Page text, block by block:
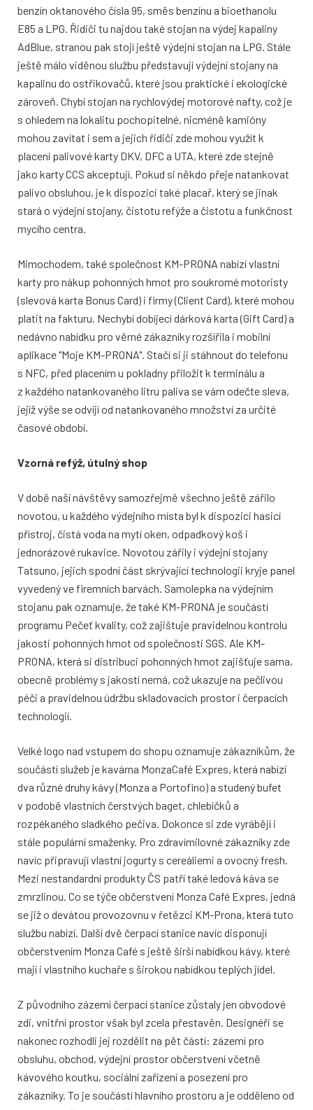
benzín oktanového čísla 95, směs benzínu a bioethanolu
E85 a LPG. Řidiči tu najdou také stojan na výdej kapaliny
AdBlue, stranou pak stojí ještě výdejní stojan na LPG. Stále
ještě málo viděnou službu představují výdejní stojany na
kapalinu do ostřikovačů, které jsou praktické i ekologické
zároveň. Chybí stojan na rychlovýdej motorové nafty, což je
s ohledem na lokalitu pochopitelné, nicméně kamióny
mohou zavítat i sem a jejich řidiči zde mohou využít k
placení palivové karty DKV, DFC a UTA, které zde stejně
jako karty CCS akceptují. Pokud si někdo přeje natankovat
palivo obsluhou, je k dispozici také placař, který se jinak
stará o výdejní stojany, čistotu refýže a čistotu a funkčnost
mycího centra.
Mimochodem, také společnost KM-PRONA nabízí vlastní
karty pro nákup pohonných hmot pro soukromé motoristy
(slevová karta Bonus Card) i firmy (Client Card), které mohou
platit na fakturu. Nechybí dobíjecí dárková karta (Gift Card) a
nedávno nabídku pro věrné zákazníky rozšířila i mobilní
aplikace "Moje KM-PRONA". Stačí si ji stáhnout do telefonu
s NFC, před placením u pokladny přiložit k terminálu a
z každého natankovaného litru paliva se vám odečte sleva,
jejíž výše se odvíjí od natankovaného množství za určité
časové období.
Vzorná refýž, útulný shop
V době naší návštěvy samozřejmě všechno ještě zářilo
novotou, u každého výdejního místa byl k dispozici hasicí
přístroj, čistá voda na mytí oken, odpadkový koš i
jednorázové rukavice. Novotou zářily i výdejní stojany
Tatsuno, jejich spodní část skrývající technologii kryje panel
vyvedený ve firemních barvách. Samolepka na výdejním
stojanu pak oznamuje, že také KM-PRONA je součástí
programu Pečeť kvality, což zajištuje pravidelnou kontrolu
jakosti pohonných hmot od společnosti SGS. Ale KM-
PRONA, která si distribuci pohonných hmot zajišťuje sama,
obecně problémy s jakostí nemá, což ukazuje na pečlivou
péči a pravidelnou údržbu skladovacích prostor i čerpacích
technologií.
Velké logo nad vstupem do shopu oznamuje zákazníkům, že
součástí služeb je kavárna MonzaCafé Expres, která nabízí
dva různé druhy kávy (Monza a Portofino) a studený bufet
v podobě vlastních čerstvých baget, chlebíčků a
rozpékaného sladkého pečiva. Dokonce si zde vyrábějí i
stále populární smaženky. Pro zdravímilovné zákazníky zde
navíc připravují vlastní jogurty s cereáliemi a ovocný fresh.
Mezi nestandardní produkty ČS patří také ledová káva se
zmrzlinou. Co se týče občerstvení Monza Café Expres, jedná
se již o devátou provozovnu v řetězci KM-Prona, která tuto
službu nabízí. Další dvě čerpací stanice navíc disponují
občerstvením Monza Café s ještě širší nabídkou kávy, které
mají i vlastního kuchaře s širokou nabídkou teplých jídel.
Z původního zázemí čerpací stanice zůstaly jen obvodové
zdi, vnitřní prostor však byl zcela přestavěn. Designéři se
nakonec rozhodli jej rozdělit na pět částí: zázemí pro
obsluhu, obchod, výdejní prostor občerstvení včetně
kávového koutku, sociální zařízení a posezení pro
zákazníky. To je součástí hlavního prostoru a je odděleno od